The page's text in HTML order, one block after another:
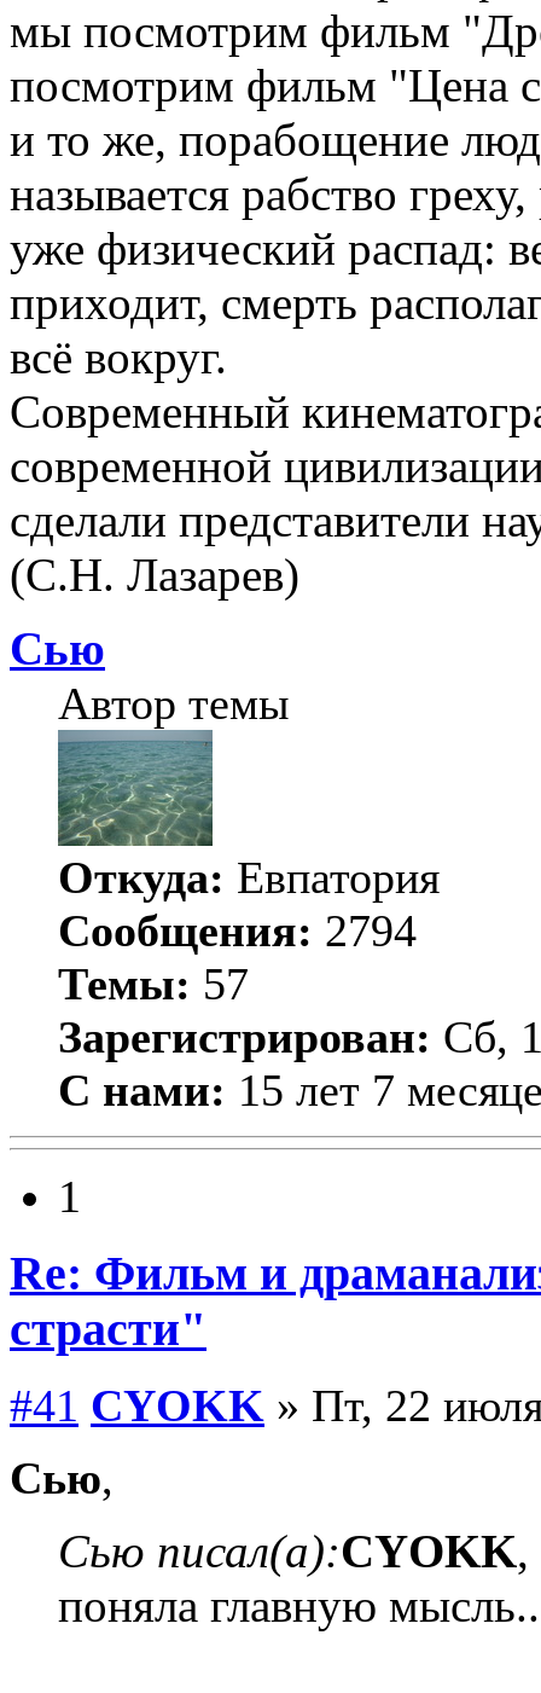
мы посмотрим фильм
посмотрим фильм "Цена
и то же, порабощение
называется рабство
уже физический распад:
приходит, смерть
всё вокруг.
Современный
современной
сделали представители
(С.Н. Лазарев)
Сью
Автор темы
Откуда: Евпатория
Сообщения: 2794
Темы: 57
Зарегистрирован: Сб,
С нами: 15 лет 7
1
Re: Фильм и
страсти"
#41 CYOKK » Пт, 22
Сью,
Сью писал(а):CYOKK,
поняла главную